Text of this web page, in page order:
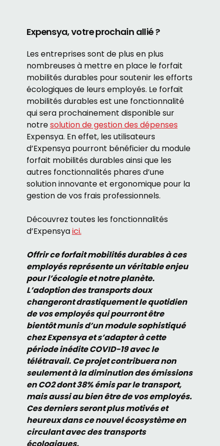
Expensya, votre prochain allié ?
Les entreprises sont de plus en plus
nombreuses à mettre en place le forfait
mobilités durables pour soutenir les efforts
écologiques de leurs employés. Le forfait
mobilités durables est une fonctionnalité
qui sera prochainement disponible sur
notresolution de gestion des dépenses
Expensya. En effet, les utilisateurs
d’Expensya pourront bénéficier du module
forfait mobilités durables ainsi que les
autres fonctionnalités phares d’une
solution innovante et ergonomique pour la
gestion de vos frais professionnels.
Découvrez toutes les fonctionnalités
d’Expensyaici.
Offrir ce forfait mobilités durables à ces
employés représente un véritable enjeu
pour l’écologie et notre planète.
L’adoption des transports doux
changeront drastiquement le quotidien
de vos employés qui pourront être
bientôt munis d’un module sophistiqué
chez Expensya et s’adapter à cette
période inédite COVID-19 avec le
télétravail. Ce projet contribuera non
seulement à la diminution des émissions
en CO2 dont 38% émis par le transport,
mais aussi au bien être de vos employés.
Ces derniers seront plus motivés et
heureux dans ce nouvel écosystème en
circulant avec des transports